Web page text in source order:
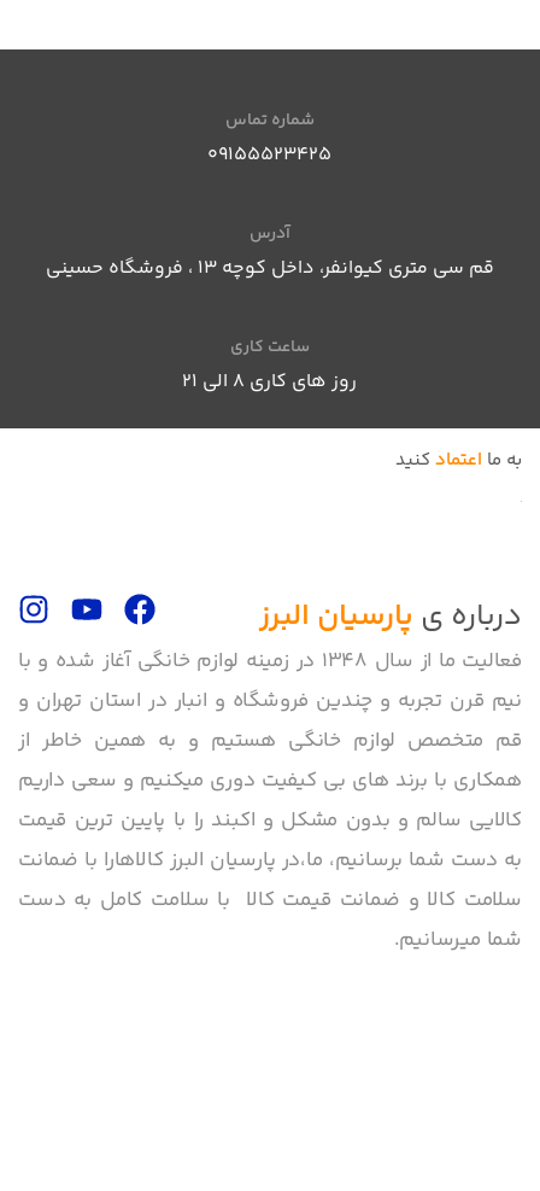
شماره تماس
09155523425
آدرس
قم سی متری کیوانفر، داخل کوچه 13 ، فروشگاه حسینی
ساعت کاری
روز های کاری 8 الی ۲۱
درباره ی پارسیان البرز
فعالیت ما از سال 1348 در زمینه لوازم خانگی آغاز شده و با
نیم قرن تجربه و چندین فروشگاه و انبار در استان تهران و
قم متخصص لوازم خانگی هستیم و به همین خاطر از
همکاری با برند های بی کیفیت دوری میکنیم و سعی داریم
کالایی سالم و بدون مشکل و اکبند را با پایین ترین قیمت
به دست شما برسانیم، ما،در پارسیان البرز کالاهارا با ضمانت
سلامت کالا و ضمانت قیمت کالا با سلامت کامل به دست
شما میرسانیم.
به ما اعتماد کنید